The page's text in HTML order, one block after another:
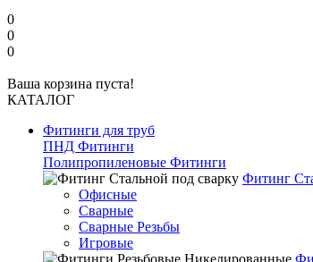
0
0
0
Ваша корзина пуста!
КАТАЛОГ
Фитинги для труб
ПНД Фитинги
Полипропиленовые Фитинги
Фитинг
Офисные
Сварные
Сварные Резьбы
Игровые